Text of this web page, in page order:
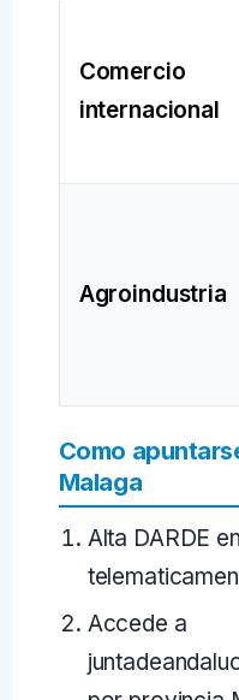
Comercio
internacional
Agroindustria
Como
Malaga
Alta DARDE
Accede a